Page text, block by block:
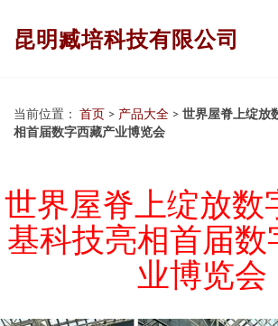
昆明臧培科技有限公司
当前位置： 首页 > 产品大全 > 世界屋脊上绽放
相首届数字西藏产业博览会
世界屋脊上绽放数
基科技亮相首届数
业博览会